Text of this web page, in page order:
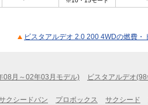
ビスタアルデオ 2.0 200 4WDの燃費・
08月～02年03月モデル)
ビスタアルデオ
クシードバン プロボックス サクシード